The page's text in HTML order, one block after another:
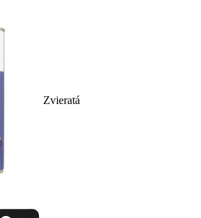
Zvieratá